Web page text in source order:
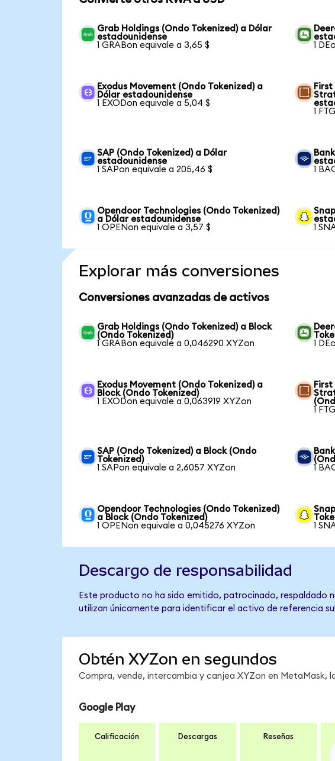
Grab Holdings (Ondo Tokenized) a Dólar
estadounidense
1 GRABon equivale a 3,65 $
1
Exodus Movement (Ondo Tokenized) a
Dólar estadounidense
1 EXODon equivale a 5,04 $
1
SAP (Ondo Tokenized) a Dólar
estadounidense
1 SAPon equivale a 205,46 $
1
Opendoor Technologies (Ondo Tokenized)
a Dólar estadounidense
1 OPENon equivale a 3,57 $
1
Explorar más conversiones
Conversiones avanzadas de activos
Grab Holdings (Ondo Tokenized) a Block
(Ondo Tokenized)
1 GRABon equivale a 0,046290 XYZon
1
Exodus Movement (Ondo Tokenized) a
Block (Ondo Tokenized)
1 EXODon equivale a 0,063919 XYZon
1
SAP (Ondo Tokenized) a Block (Ondo
Tokenized)
1 SAPon equivale a 2,6057 XYZon
1
Opendoor Technologies (Ondo Tokenized)
a Block (Ondo Tokenized)
1 OPENon equivale a 0,045276 XYZon
1
Descargo de responsabilidad
Este producto no ha sido emitido, patrocinado, respaldado
utilizan únicamente para identificar el activo de referencia
Obtén XYZon en segundos
Compra, vende, intercambia y canjea XYZon en MetaMask,
Google Play
Calificación Descargas Reseñas